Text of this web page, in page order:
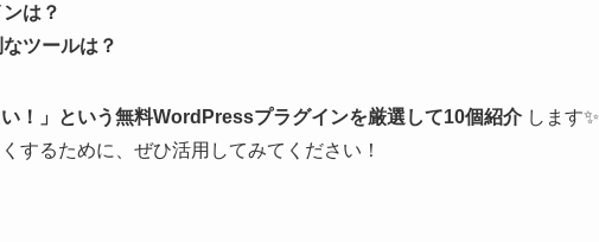
は？
ツールは？
い！」という無料WordPressプラグインを厳選して10個紹介 します✨
するために、ぜひ活用してみてください！